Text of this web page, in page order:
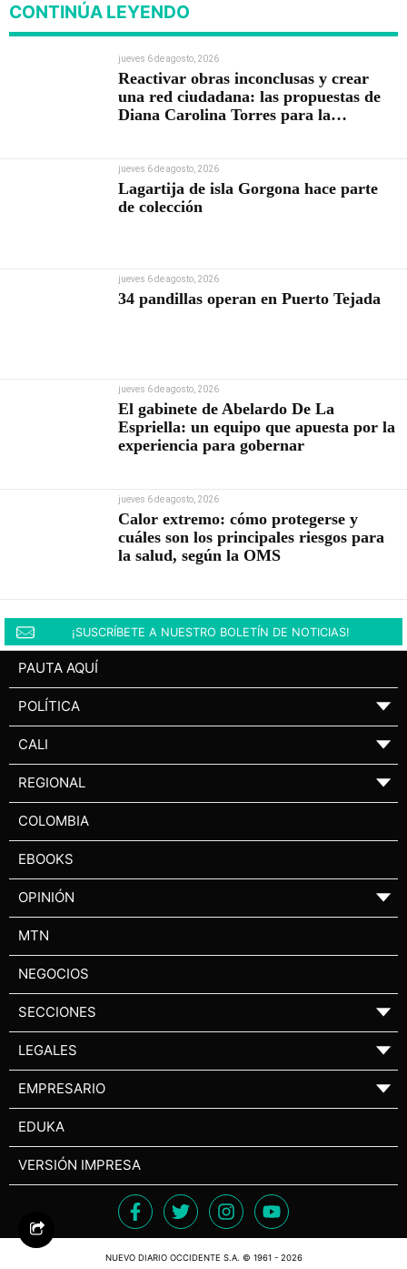
CONTINÚA LEYENDO
jueves 6 de agosto, 2026
Reactivar obras inconclusas y crear
una red ciudadana: las propuestas de
Diana Carolina Torres para la
jueves 6 de agosto, 2026
Lagartija de isla Gorgona hace parte
de colección
jueves 6 de agosto, 2026
34 pandillas operan en Puerto Tejada
jueves 6 de agosto, 2026
El gabinete de Abelardo De La
Espriella: un equipo que apuesta por la
experiencia para gobernar
jueves 6 de agosto, 2026
Calor extremo: cómo protegerse y
cuáles son los principales riesgos para
la salud, según la OMS
¡SUSCRÍBETE A NUESTRO BOLETÍN DE NOTICIAS!
PAUTA AQUÍ
POLÍTICA ▼
CALI ▼
REGIONAL ▼
COLOMBIA
EBOOKS
OPINIÓN ▼
MTN
NEGOCIOS
SECCIONES ▼
LEGALES ▼
EMPRESARIO ▼
EDUKA
VERSIÓN IMPRESA
NUEVO DIARIO OCCIDENTE S.A. © 1961 - 2026